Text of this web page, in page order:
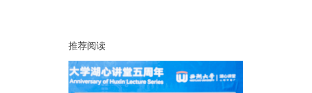
推荐阅读